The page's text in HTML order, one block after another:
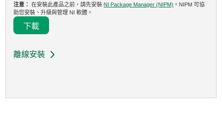
注意：在安裝此產品之前，請先安裝 NI Package Manager (NIPM) 。NIPM 可協
助您安裝、升級與管理 NI 軟體。
下載
離線安裝